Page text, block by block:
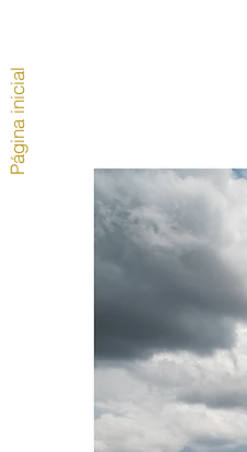
Página inicial